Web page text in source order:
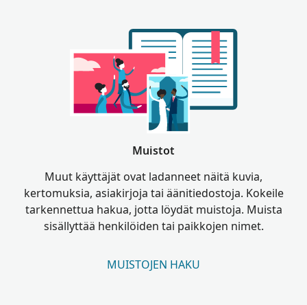
Muistot
Muut käyttäjät ovat ladanneet näitä kuvia,
kertomuksia, asiakirjoja tai äänitiedostoja. Kokeile
tarkennettua hakua, jotta löydät muistoja. Muista
sisällyttää henkilöiden tai paikkojen nimet.
MUISTOJEN HAKU